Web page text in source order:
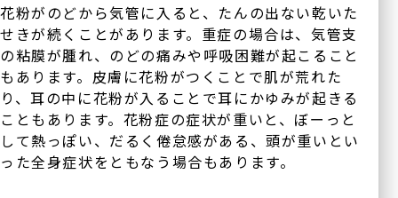
花粉がのどから気管に入ると、たんの出ない乾いた
せきが続くことがあります。重症の場合は、気管支
の粘膜が腫れ、のどの痛みや呼吸困難が起こること
もあります。皮膚に花粉がつくことで肌が荒れた
り、耳の中に花粉が入ることで耳にかゆみが起きる
こともあります。花粉症の症状が重いと、ぼーっと
して熱っぽい、だるく倦怠感がある、頭が重いとい
った全身症状をともなう場合もあります。